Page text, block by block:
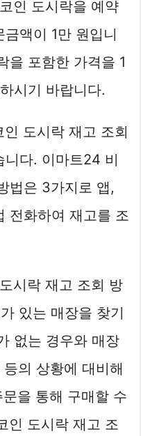
인 도시락을 예약
액이 1만 원입니
을 포함한 가격을 1
시기 바랍니다.
도시락 재고 조회
다. 이마트24 비
법은 3가지로 앱,
전화하여 재고를 조
시락 재고 조회 방
있는 매장을 찾기
없는 경우와 매장
의 상황에 대비해
을 통해 구매할 수
인 도시락 재고 조